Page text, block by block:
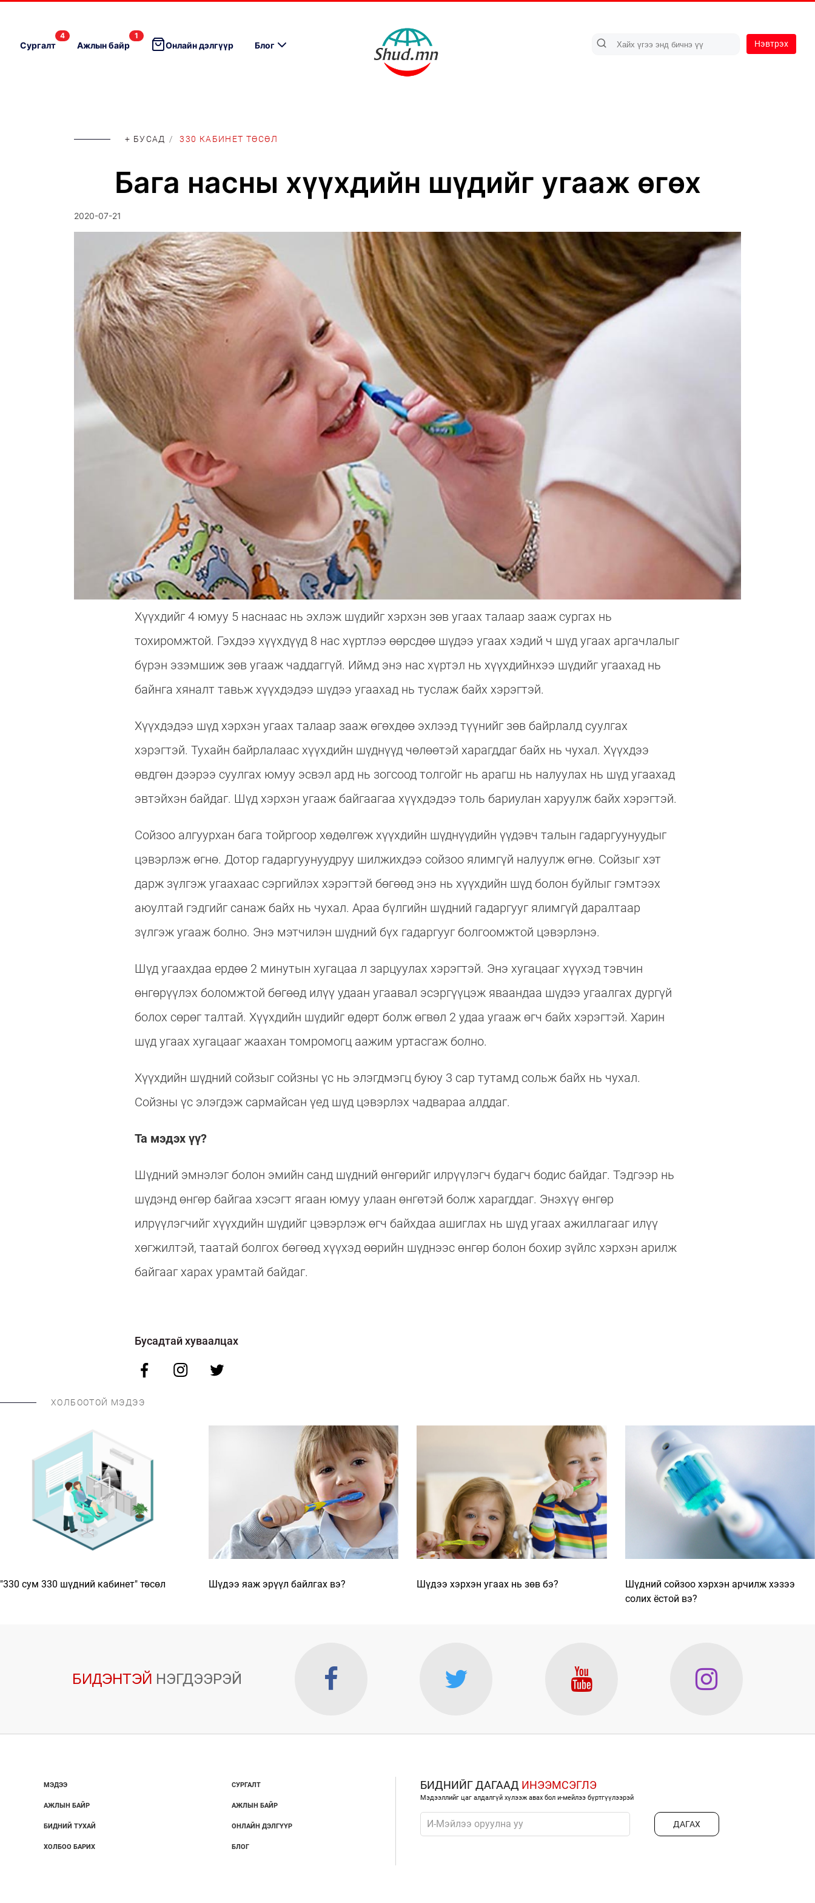
Сургалт
4
Ажлын байр
1
Онлайн дэлгүүр Блог Нэвтрэх
+ БУСАД / 330 КАБИНЕТ ТӨСӨЛ
Бага насны хүүхдийн шүдийг угааж өгөх
2020-07-21
Хүүхдийг 4 юмуу 5 наснаас нь эхлэж шүдийг хэрхэн зөв угаах талаар зааж сургах нь
тохиромжтой. Гэхдээ хүүхдүүд 8 нас хүртлээ өөрсдөө шүдээ угаах хэдий ч шүд угаах аргачлалыг
бүрэн эзэмшиж зөв угааж чаддаггүй. Иймд энэ нас хүртэл нь хүүхдийнхээ шүдийг угаахад нь
байнга хяналт тавьж хүүхдэдээ шүдээ угаахад нь туслаж байх хэрэгтэй.
Хүүхдэдээ шүд хэрхэн угаах талаар зааж өгөхдөө эхлээд түүнийг зөв байрлалд суулгах
хэрэгтэй. Тухайн байрлалаас хүүхдийн шүднүүд чөлөөтэй харагддаг байх нь чухал. Хүүхдээ
өвдгөн дээрээ суулгах юмуу эсвэл ард нь зогсоод толгойг нь арагш нь налуулах нь шүд угаахад
эвтэйхэн байдаг. Шүд хэрхэн угааж байгаагаа хүүхдэдээ толь бариулан харуулж байх хэрэгтэй.
Сойзоо алгуурхан бага тойргоор хөдөлгөж хүүхдийн шүднүүдийн үүдэвч талын гадаргуунуудыг
цэвэрлэж өгнө. Дотор гадаргуунуудруу шилжихдээ сойзоо ялимгүй налуулж өгнө. Сойзыг хэт
дарж зүлгэж угаахаас сэргийлэх хэрэгтэй бөгөөд энэ нь хүүхдийн шүд болон буйлыг гэмтээх
аюултай гэдгийг санаж байх нь чухал. Араа бүлгийн шүдний гадаргууг ялимгүй даралтаар
зүлгэж угааж болно. Энэ мэтчилэн шүдний бүх гадаргууг болгоомжтой цэвэрлэнэ.
Шүд угаахдаа ердөө 2 минутын хугацаа л зарцуулах хэрэгтэй. Энэ хугацааг хүүхэд тэвчин
өнгөрүүлэх боломжтой бөгөөд илүү удаан угаавал эсэргүүцэж яваандаа шүдээ угаалгах дургүй
болох сөрөг талтай. Хүүхдийн шүдийг өдөрт болж өгвөл 2 удаа угааж өгч байх хэрэгтэй. Харин
шүд угаах хугацааг жаахан томромогц аажим уртасгаж болно.
Хүүхдийн шүдний сойзыг сойзны үс нь элэгдмэгц буюу 3 сар тутамд сольж байх нь чухал.
Сойзны үс элэгдэж сармайсан үед шүд цэвэрлэх чадвараа алддаг.
Та мэдэх үү?
Шүдний эмнэлэг болон эмийн санд шүдний өнгөрийг илрүүлэгч будагч бодис байдаг. Тэдгээр нь
шүдэнд өнгөр байгаа хэсэгт ягаан юмуу улаан өнгөтэй болж харагддаг. Энэхүү өнгөр
илрүүлэгчийг хүүхдийн шүдийг цэвэрлэж өгч байхдаа ашиглах нь шүд угаах ажиллагааг илүү
хөгжилтэй, таатай болгох бөгөөд хүүхэд өөрийн шүднээс өнгөр болон бохир зүйлс хэрхэн арилж
байгааг харах урамтай байдаг.
Бусадтай хуваалцах
ХОЛБООТОЙ МЭДЭЭ
"330 сум 330 шүдний кабинет" төсөл Шүдээ яаж эрүүл байлгах вэ? Шүдээ хэрхэн угаах нь зөв бэ?
Шүдний сойзоо хэрхэн арчилж хэзээ
солих ёстой вэ?
БИДЭНТЭЙ НЭГДЭЭРЭЙ
МЭДЭЭ
АЖЛЫН БАЙР
БИДНИЙ ТУХАЙ
ХОЛБОО БАРИХ
СУРГАЛТ
АЖЛЫН БАЙР
ОНЛАЙН ДЭЛГҮҮР
БЛОГ
БИДНИЙГ ДАГААД ИНЭЭМСЭГЛЭ
Мэдээллийг цаг алдалгүй хүлээж авах бол и-мейлээ бүртгүүлээрэй
ДАГАХ